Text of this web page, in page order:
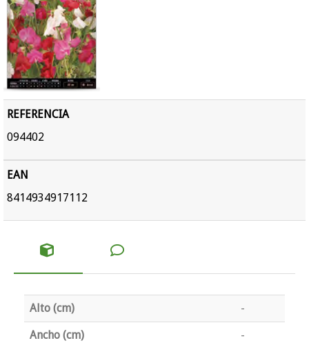
REFERENCIA
094402
EAN
8414934917112
Alto (cm) -
Ancho (cm) -